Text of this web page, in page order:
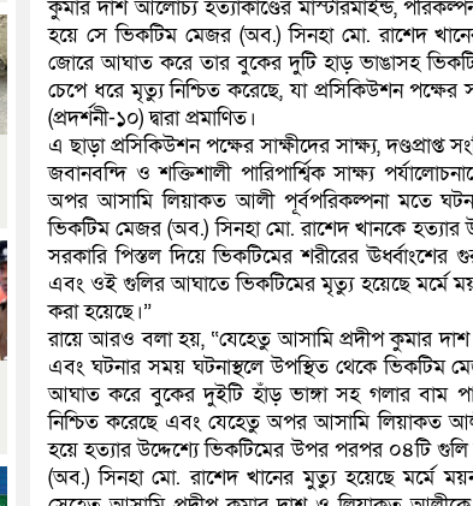
কুমার দাশ আলোচ্য হত্যাকাণ্ডের মাস্টারমাইন্ড,
হয়ে সে ভিকটিম মেজর (অব.) সিনহা মো. রাশেদ
জোরে আঘাত করে তার বুকের দুটি হাড় ভাঙাসহ
চেপে ধরে মৃত্যু নিশ্চিত করেছে, যা প্রসিকিউশন পক্ষের
(প্রদর্শনী-১০) দ্বারা প্রমাণিত।
এ ছাড়া প্রসিকিউশন পক্ষের সাক্ষীদের সাক্ষ্য, দণ্ডপ্রাপ্ত
জবানবন্দি ও শক্তিশালী পারিপার্শ্বিক সাক্ষ্য
অপর আসামি লিয়াকত আলী পূর্বপরিকল্পনা মতে
ভিকটিম মেজর (অব.) সিনহা মো. রাশেদ খানকে হত্যার
সরকারি পিস্তল দিয়ে ভিকটিমের শরীরের
এবং ওই গুলির আঘাতে ভিকটিমের মৃত্যু হয়েছে মর্মে
করা হয়েছে।”
রায়ে আরও বলা হয়, “যেহেতু আসামি প্রদীপ কুমার দাশ
এবং ঘটনার সময় ঘটনাস্থলে উপস্থিত থেকে ভিকটিম
আঘাত করে বুকের দুইটি হাঁড় ভাঙ্গা সহ গলার বাম
নিশ্চিত করেছে এবং যেহেতু অপর আসামি লিয়াকত
হয়ে হত্যার উদ্দেশ্যে ভিকটিমের উপর পরপর ০৪টি
(অব.) সিনহা মো. রাশেদ খানের মুত্যু হয়েছে মর্মে